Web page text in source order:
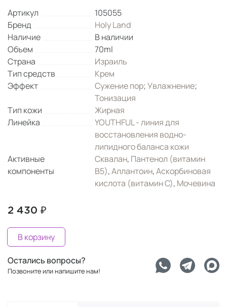
Артикул
105055
Бренд
Holy Land
Наличие
В наличии
Объем
70ml
Страна
Израиль
Тип средств
Крем
Эффект
Сужение пор;Увлажнение;
Тонизация
Тип кожи
Жирная
Линейка
YOUTHFUL - линия для
восстановления водно-
липидного баланса кожи
Активные
компоненты
Сквалан, Пантенол (витамин
B5),Аллантоин,Аскорбиновая
кислота (витамин С), Мочевина
2 430 ₽
В корзину
Остались вопросы?
Позвоните или напишите нам!